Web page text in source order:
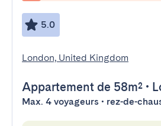
5.0
London, United Kingdom
Appartement de 58m² •
Max. 4 voyageurs • rez-de-